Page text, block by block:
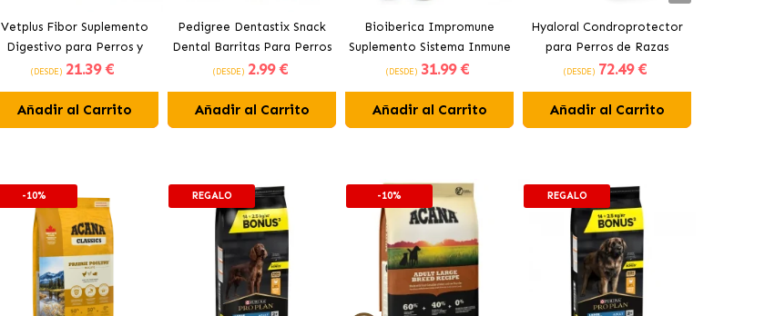
Vetplus Fibor Suplemento
Digestivo para Perros y
Gatos
(DESDE) 21.39 €
Añadir al Carrito
Pedigree Dentastix Snack
Dental Barritas Para Perros
Pequeños 5-10 kg
(DESDE) 2.99 €
Añadir al Carrito
Bioiberica Impromune
Suplemento Sistema Inmune
para Perros y Gatos
(DESDE) 31.99 €
Añadir al Carrito
Hyaloral Condroprotector
para Perros de Razas
Grandes Pharmadiet
(DESDE) 72.49 €
Añadir al Carrito
-10% REGALO -10% REGALO